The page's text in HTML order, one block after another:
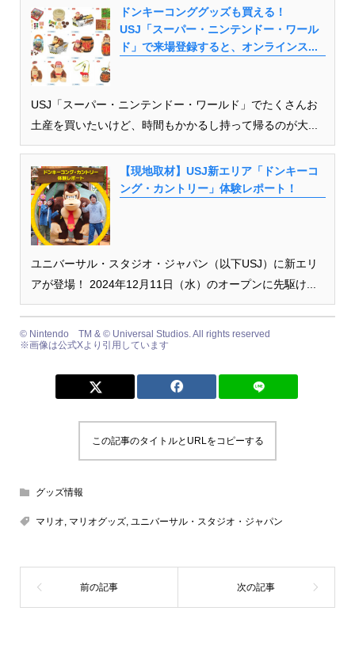
ドンキーコンググッズも買える！
USJ「スーパー・ニンテンドー・ワール
ド」で来場登録すると、オンラインス...
USJ「スーパー・ニンテンドー・ワールド」でたくさんお
土産を買いたいけど、時間もかかるし持って帰るのが大...
【現地取材】USJ新エリア「ドンキーコ
ング・カントリー」体験レポート！
ユニバーサル・スタジオ・ジャパン（以下USJ）に新エリ
アが登場！ 2024年12月11日（水）のオープンに先駆け...
© Nintendo TM & © Universal Studios. All rights reserved
※画像は公式Xより引用しています
この記事のタイトルとURLをコピーする
グッズ情報
マリオ, マリオグッズ, ユニバーサル・スタジオ・ジャパン